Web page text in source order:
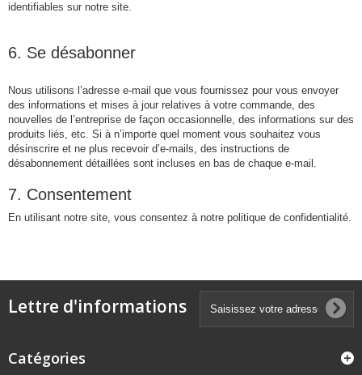
identifiables sur notre site.
6. Se désabonner
Nous utilisons l’adresse e-mail que vous fournissez pour vous envoyer
des informations et mises à jour relatives à votre commande, des
nouvelles de l’entreprise de façon occasionnelle, des informations sur des
produits liés, etc. Si à n’importe quel moment vous souhaitez vous
désinscrire et ne plus recevoir d’e-mails, des instructions de
désabonnement détaillées sont incluses en bas de chaque e-mail.
7. Consentement
En utilisant notre site, vous consentez à notre politique de confidentialité.
Lettre d'informations
Catégories